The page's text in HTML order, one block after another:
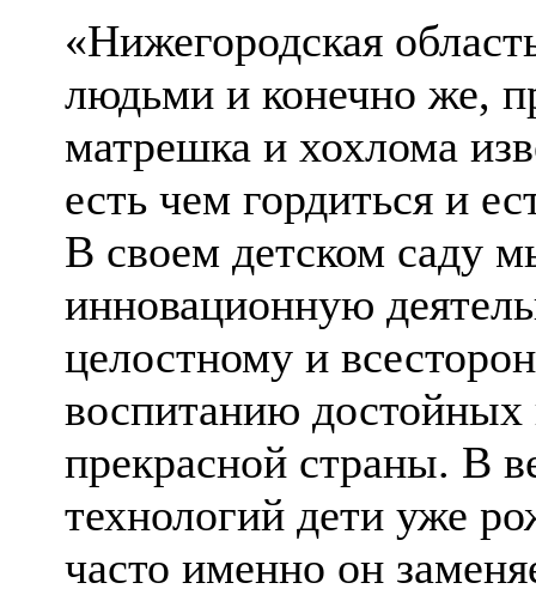
«Нижегородская
людьми и конечно же,
матрешка и хохлома
есть чем гордиться и
В своем детском саду
инновационную
целостному и
воспитанию достойных
прекрасной страны. В
технологий дети уже
часто именно он